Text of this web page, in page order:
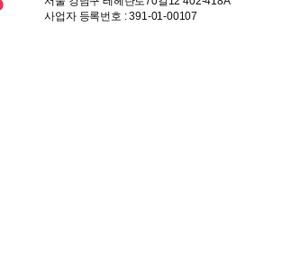
사업자 등록번호 : 391-01-00107